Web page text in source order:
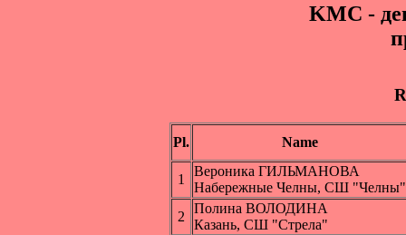
KМС -
Pl. Name
1
Вероника ГИЛЬМАНОВА
Набережные Челны, СШ "Челны"
2
Полина ВОЛОДИНА
Казань, СШ "Стрела"